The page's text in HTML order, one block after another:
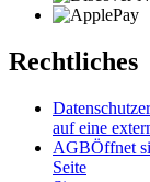
Rechtliches
auf eine
AGBÖffnet
Seite